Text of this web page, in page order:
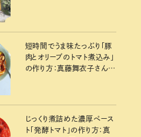
短時間でうま味たっぷり「豚
肉とオリーブのトマト煮込み」
の作り方：真藤舞衣子さん
じっくり煮詰めた濃厚ペース
ト「発酵トマト」の作り方：真